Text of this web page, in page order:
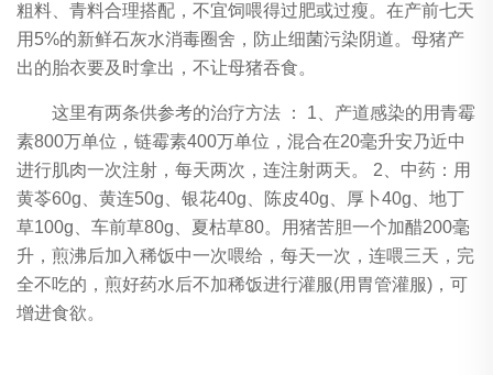
粗料、青料合理搭配，不宜饲喂得过肥或过瘦。在产前七天
用5%的新鲜石灰水消毒圈舍，防止细菌污染阴道。母猪产
出的胎衣要及时拿出，不让母猪吞食。
这里有两条供参考的治疗方法 ： 1、产道感染的用青霉
素800万单位，链霉素400万单位，混合在20毫升安乃近中
进行肌肉一次注射，每天两次，连注射两天。 2、中药：用
黄苓60g、黄连50g、银花40g、陈皮40g、厚卜40g、地丁
草100g、车前草80g、夏枯草80。用猪苦胆一个加醋200毫
升，煎沸后加入稀饭中一次喂给，每天一次，连喂三天，完
全不吃的，煎好药水后不加稀饭进行灌服(用胃管灌服)，可
增进食欲。